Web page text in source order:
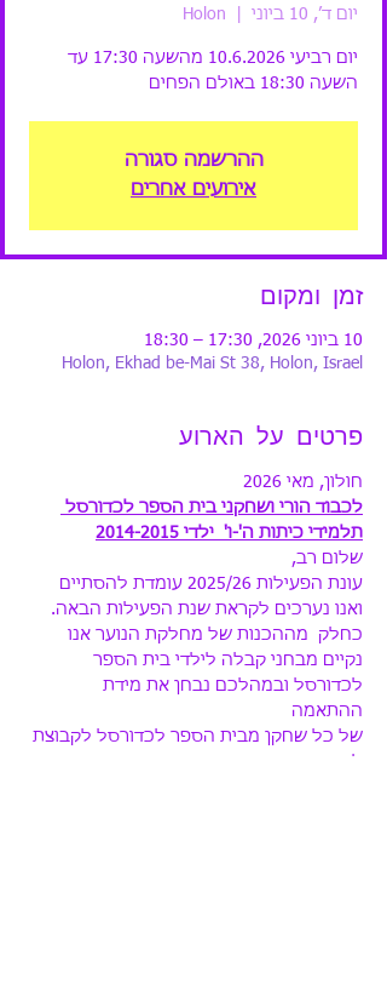
יום ד׳, 10 ביוני Holon
יום רביעי 10.6.2026 מהשעה 17:30 עד
השעה 18:30 באולם הפחים
ההרשמה סגורה
אירועים אחרים
זמן ומקום
10 ביוני 2026, 17:30 – 18:30
Holon, Ekhad be-Mai St 38, Holon, Israel
פרטים על הארוע
חולון, מאי 2026
לכבוד הורי ושחקני בית הספר לכדורסל
תלמידי כיתות ה'-ו'  ילדי 2014-2015
שלום רב,
עונת הפעילות 2025/26 עומדת להסתיים
ואנו נערכים לקראת שנת הפעילות הבאה.
כחלק  מההכנות של מחלקת הנוער אנו
נקיים מבחני קבלה לילדי בית הספר
לכדורסל ובמהלכם נבחן את מידת
ההתאמה
של כל שחקן מבית הספר לכדורסל לקבוצת